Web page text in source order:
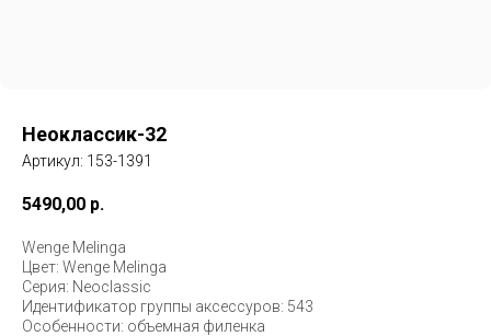
Неоклассик-32
Артикул: 153-1391
5490,00 р.
Wenge Melinga
Цвет: Wenge Melinga
Серия: Neoclassic
Идентификатор группы аксессуров: 543
Особенности: объемная филенка